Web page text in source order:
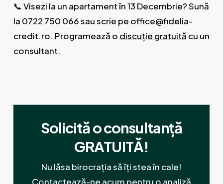
📞 Visezi la un apartament în 13 Decembrie? Sună
la 0722 750 066 sau scrie pe office@fidelia-
credit.ro. Programează o discuție gratuită cu un
consultant.
Solicită o consultanță
GRATUITĂ!
Nu lăsa birocrația să îți stea în cale!
Contactează-ne acum pentru o analiză